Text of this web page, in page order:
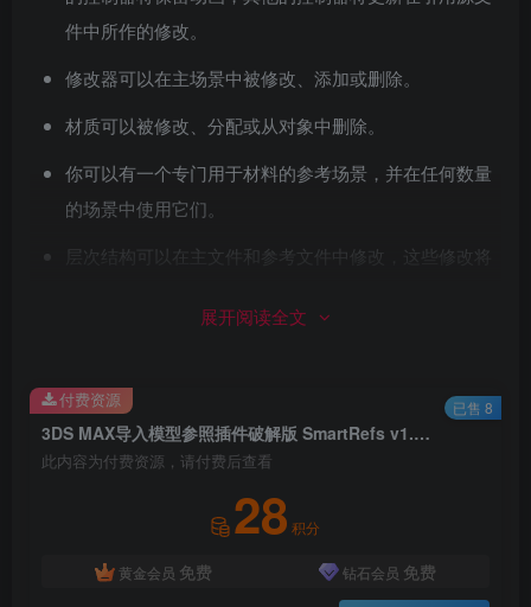
件中所作的修改。
修改器可以在主场景中被修改、添加或删除。
材质可以被修改、分配或从对象中删除。
你可以有一个专门用于材料的参考场景，并在任何数量
的场景中使用它们。
层次结构可以在主文件和参考文件中修改，这些修改将
只有修改过的数据会被保留在主场景中，尽可能地保持
场景的轻盈。
作为一个备选方案，被引用的对象可以保存在主场景
中，这样可以更容易地分享一个文件，而不需要寻找和
发送几个文件的麻烦。当引用的文件可用时，它们可以
在主场景中自动更新。
展开阅读全文
3DS MAX导入模型参照插件破解版 SmartRefs v1.08.01 For 3ds Max 2018 – 2024
此内容为付费资源，请付费后查看
28 积分
黄金会员 免费 钻石会员 免费
付费资源 已售 8